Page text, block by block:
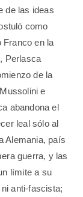
de las ideas
como
Franco en la
Perlasca
de la
e
abandona el
leal sólo al
Alemania, país
guerra, y las
límite a su
anti-fascista;